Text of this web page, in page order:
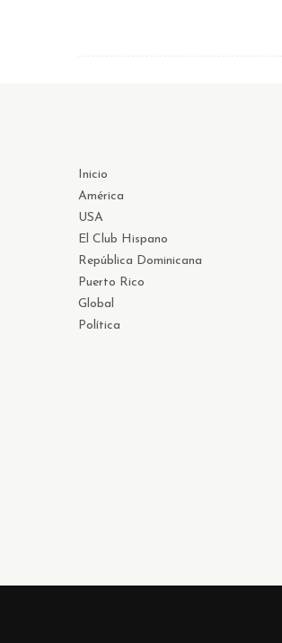
Inicio
América
USA
El Club Hispano
República Dominicana
Puerto Rico
Global
Política